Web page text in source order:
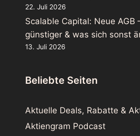
22. Juli 2026
Scalable Capital: Neue AGB
günstiger & was sich sonst
13. Juli 2026
Beliebte Seiten
Aktuelle Deals, Rabatte &
Aktiengram Podcast